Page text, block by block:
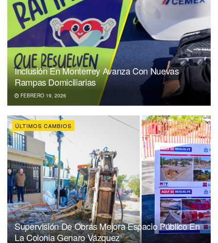
Inclusión En Monterrey Avanza Con Nuevas
Rampas Domiciliarias
FEBRERO 19, 2026
ÚLTIMOS CAMBIOS
Supervisión De Obras Mejora Espacio Público En
La Colonia Genaro Vázquez